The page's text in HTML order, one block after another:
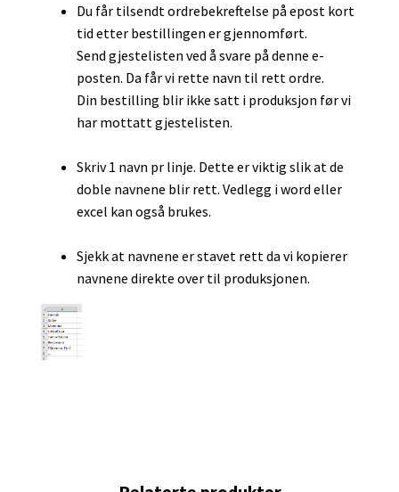
Du får tilsendt ordrebekreftelse på epost kort
tid etter bestillingen er gjennomført.
Send gjestelisten ved å svare på denne e-
posten. Da får vi rette navn til rett ordre.
Din bestilling blir ikke satt i produksjon før vi
har mottatt gjestelisten.
Skriv 1 navn pr linje. Dette er viktig slik at de
doble navnene blir rett. Vedlegg i word eller
excel kan også brukes.
Sjekk at navnene er stavet rett da vi kopierer
navnene direkte over til produksjonen.